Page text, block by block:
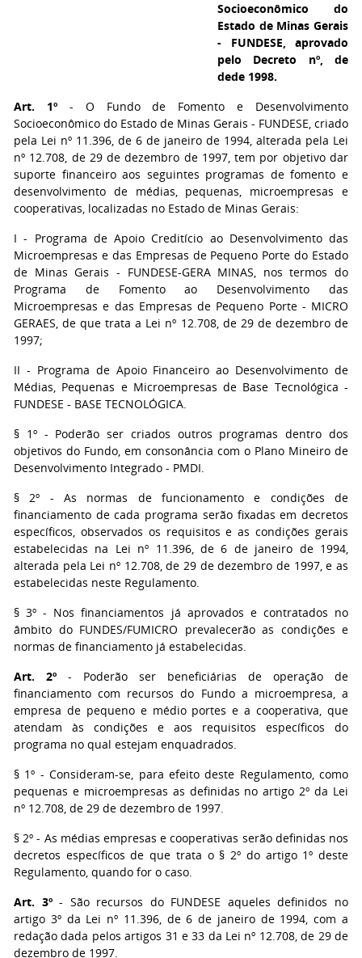
Socioeconômico do
Estado de Minas Gerais
- FUNDESE, aprovado
pelo Decreto nº, de
dede 1998.
Art. 1º- O Fundo de Fomento e Desenvolvimento
Socioeconômico do Estado de Minas Gerais - FUNDESE, criado
pela Lei nº 11.396, de 6 de janeiro de 1994, alterada pela Lei
nº 12.708, de 29 de dezembro de 1997, tem por objetivo dar
suporte financeiro aos seguintes programas de fomento e
desenvolvimento de médias, pequenas, microempresas e
cooperativas, localizadas no Estado de Minas Gerais:
I - Programa de Apoio Creditício ao Desenvolvimento das
Microempresas e das Empresas de Pequeno Porte do Estado
de Minas Gerais - FUNDESE-GERA MINAS, nos termos do
Programa de Fomento ao Desenvolvimento das
Microempresas e das Empresas de Pequeno Porte - MICRO
GERAES, de que trata a Lei nº 12.708, de 29 de dezembro de
1997;
II - Programa de Apoio Financeiro ao Desenvolvimento de
Médias, Pequenas e Microempresas de Base Tecnológica -
FUNDESE - BASE TECNOLÓGICA.
§ 1º - Poderão ser criados outros programas dentro dos
objetivos do Fundo, em consonância com o Plano Mineiro de
Desenvolvimento Integrado - PMDI.
§ 2º - As normas de funcionamento e condições de
financiamento de cada programa serão fixadas em decretos
específicos, observados os requisitos e as condições gerais
estabelecidas na Lei nº 11.396, de 6 de janeiro de 1994,
alterada pela Lei nº 12.708, de 29 de dezembro de 1997, e as
estabelecidas neste Regulamento.
§ 3º - Nos financiamentos já aprovados e contratados no
âmbito do FUNDES/FUMICRO prevalecerão as condições e
normas de financiamento já estabelecidas.
Art. 2º - Poderão ser beneficiárias de operação de
financiamento com recursos do Fundo a microempresa, a
empresa de pequeno e médio portes e a cooperativa, que
atendam às condições e aos requisitos específicos do
programa no qual estejam enquadrados.
§ 1º - Consideram-se, para efeito deste Regulamento, como
pequenas e microempresas as definidas no artigo 2º da Lei
nº 12.708, de 29 de dezembro de 1997.
§ 2º - As médias empresas e cooperativas serão definidas nos
decretos específicos de que trata o § 2º do artigo 1º deste
Regulamento, quando for o caso.
Art. 3º- São recursos do FUNDESE aqueles definidos no
artigo 3º da Lei nº 11.396, de 6 de janeiro de 1994, com a
redação dada pelos artigos 31 e 33 da Lei nº 12.708, de 29 de
dezembro de 1997.